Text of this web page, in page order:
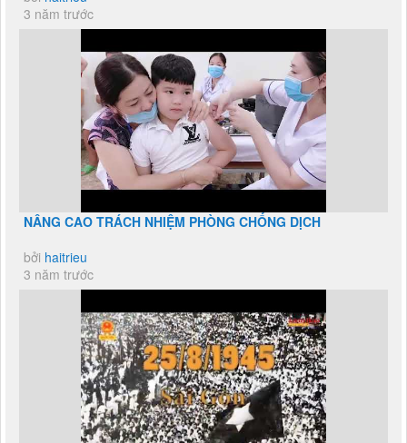
3 năm trước
NÂNG CAO TRÁCH NHIỆM PHÒNG CHỐNG DỊCH
bởi haitrieu
3 năm trước